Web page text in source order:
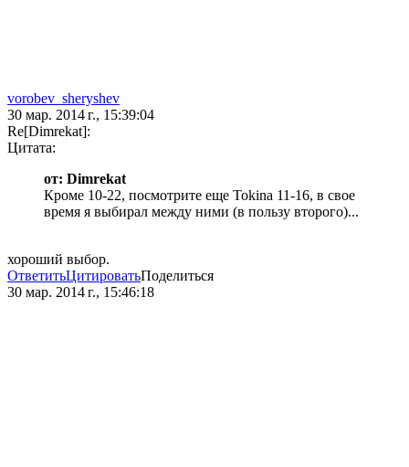
vorobev_sheryshev
30 мар. 2014 г., 15:39:04
Re[Dimrekat]:
Цитата:
от: Dimrekat
Кроме 10-22, посмотрите еще Tokina 11-16, в свое
время я выбирал между ними (в пользу второго)...
хороший выбор.
ОтветитьЦитироватьПоделиться
30 мар. 2014 г., 15:46:18